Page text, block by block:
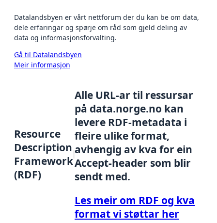
Datalandsbyen er vårt nettforum der du kan be om data,
dele erfaringar og spørje om råd som gjeld deling av
data og informasjonsforvalting.
Gå til Datalandsbyen
Meir informasjon
Resource
Description
Framework
(RDF)
Alle URL-ar til ressursar
på data.norge.no kan
levere RDF-metadata i
fleire ulike format,
avhengig av kva for ein
Accept-header som blir
sendt med.
Les meir om RDF og kva
format vi støttar her